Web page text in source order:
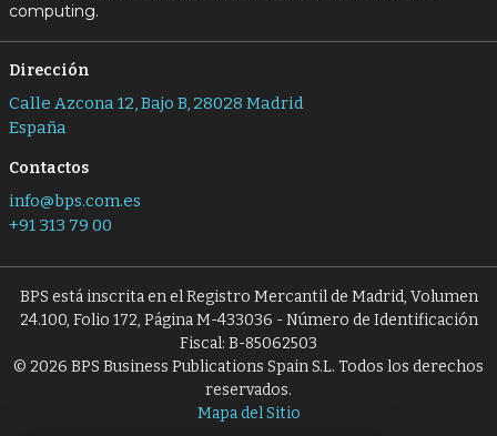
computing.
Dirección
Calle Azcona 12, Bajo B, 28028 Madrid
España
Contactos
info@bps.com.es
+91 313 79 00
BPS está inscrita en el Registro Mercantil de Madrid, Volumen
24.100, Folio 172, Página M-433036 - Número de Identificación
Fiscal: B-85062503
© 2026 BPS Business Publications Spain S.L. Todos los derechos
reservados.
Mapa del Sitio